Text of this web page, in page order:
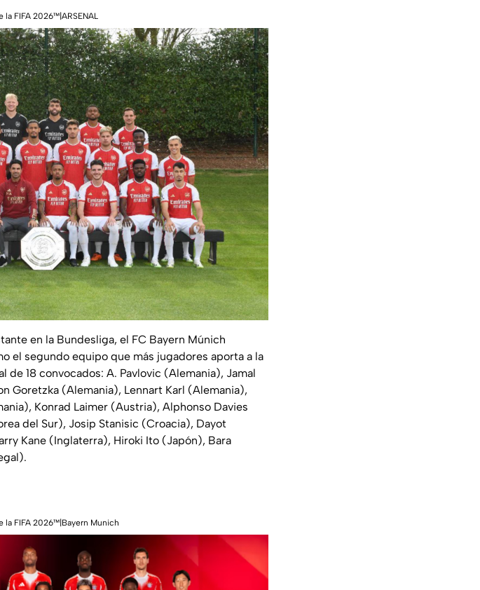
la FIFA 2026™|ARSENAL
en la Bundesliga, el FC Bayern Múnich
el segundo equipo que más jugadores aporta a la
18 convocados: A. Pavlovic (Alemania), Jamal
Goretzka (Alemania), Lennart Karl (Alemania),
Konrad Laimer (Austria), Alphonso Davies
del Sur), Josip Stanisic (Croacia), Dayot
Kane (Inglaterra), Hiroki Ito (Japón), Bara
la FIFA 2026™|Bayern Munich